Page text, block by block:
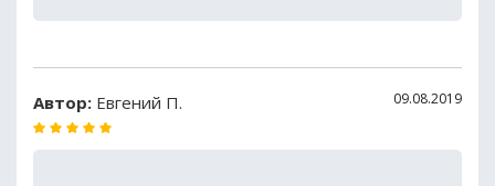
Автор: Евгений П. 09.08.2019